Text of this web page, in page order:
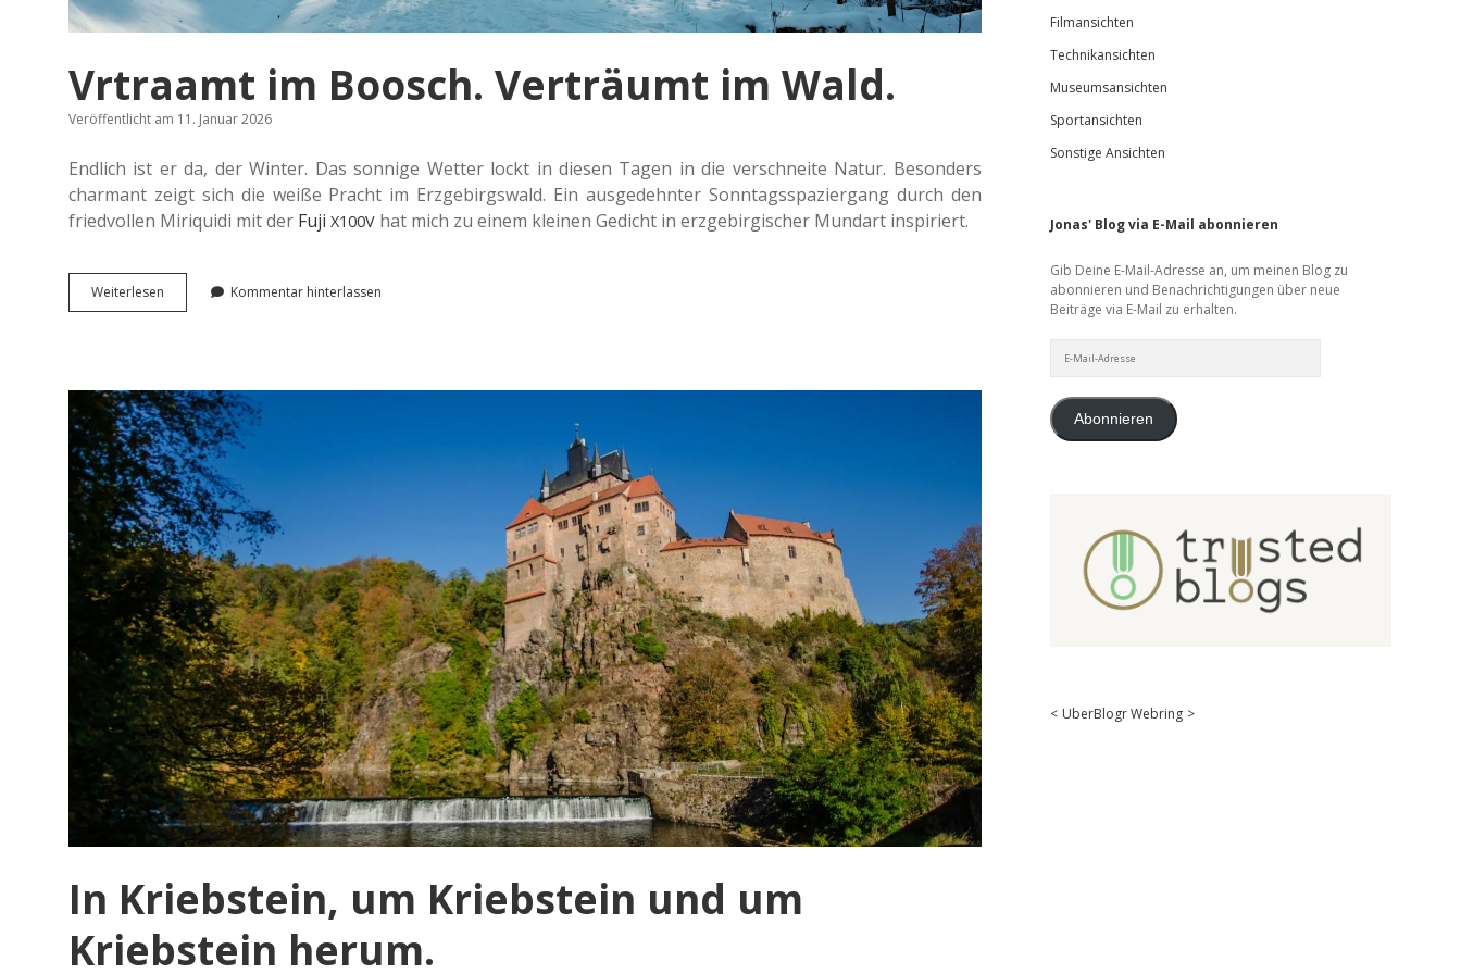
Vrtraamt im Boosch. Verträumt im Wald.
Veröffentlicht am 11. Januar 2026
End­lich ist er da, der Winter. Das son­ni­ge Wetter lockt in diesen Tagen in die ver­schnei­te Natur. Beson­ders
char­mant zeigt sich die weiße Pracht im Erz­ge­birgs­wald. Ein aus­ge­dehn­ter Sonn­tags­spa­zier­gang durch den
fried­vol­len Miri­qui­di mit der Fuji X100V hat mich zu einem klei­nen Gedicht in erz­ge­bir­gi­scher Mund­art inspiriert.
Wei­ter­le­sen
amt
träumt
im Wald.
Kommentar hinterlassen
In Kriebstein, um Kriebstein und um
Kriebstein herum.
Filmansichten
Technikansichten
Museumsansichten
Sportansichten
Sonstige Ansichten
Jonas' Blog via E-Mail abonnieren
Gib Deine E-Mail-Adresse an, um meinen Blog zu
abonnieren und Benachrichtigungen über neue
Beiträge via E-Mail zu erhalten.
Mail-
Abonnieren
< UberBlogr Webring >